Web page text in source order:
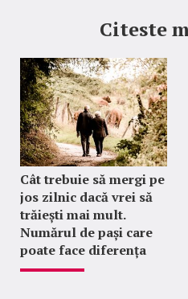
Citeste
Cât trebuie să mergi pe
jos zilnic dacă vrei să
trăiești mai mult.
Numărul de pași care
poate face diferența